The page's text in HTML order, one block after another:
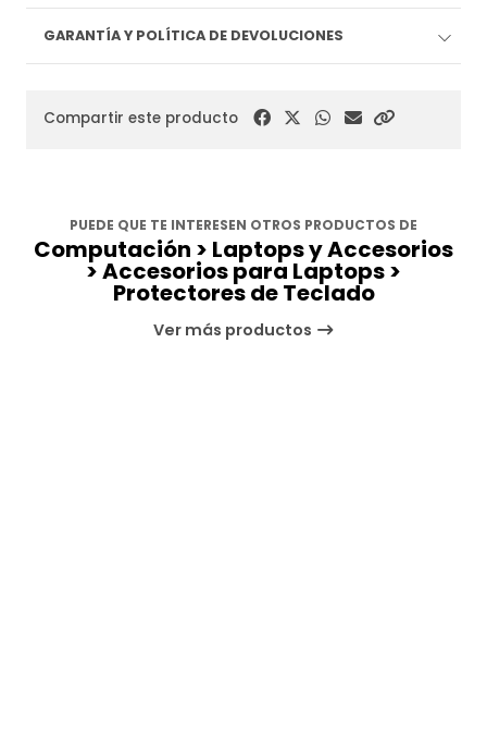
GARANTÍA Y POLÍTICA DE DEVOLUCIONES
Compartir este producto
PUEDE QUE TE INTERESEN OTROS PRODUCTOS DE
Computación > Laptops y Accesorios
> Accesorios para Laptops >
Protectores de Teclado
Ver más productos